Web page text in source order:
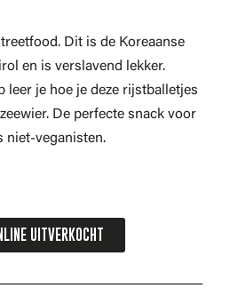
Dit is de Koreaanse
en is verslavend lekker.
leer je hoe je deze rijstballetjes
De perfecte snack voor
niet-veganisten.
UITVERKOCHT